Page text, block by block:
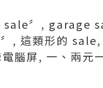
sale〞, garage
, 這類形的 sale,
腦屏, 一、兩元